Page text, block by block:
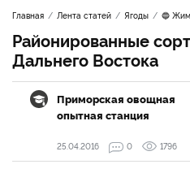
Главная Лента статей Ягоды 🔵
Районированные
Дальнего Востока
Приморская овощная
опытная станция
25.04.2016
0 1796